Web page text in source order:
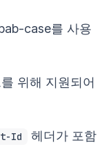
case를 사용
위해 지원되어
Id
헤더가 포함